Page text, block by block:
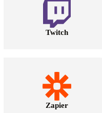
Twitch
Zapier